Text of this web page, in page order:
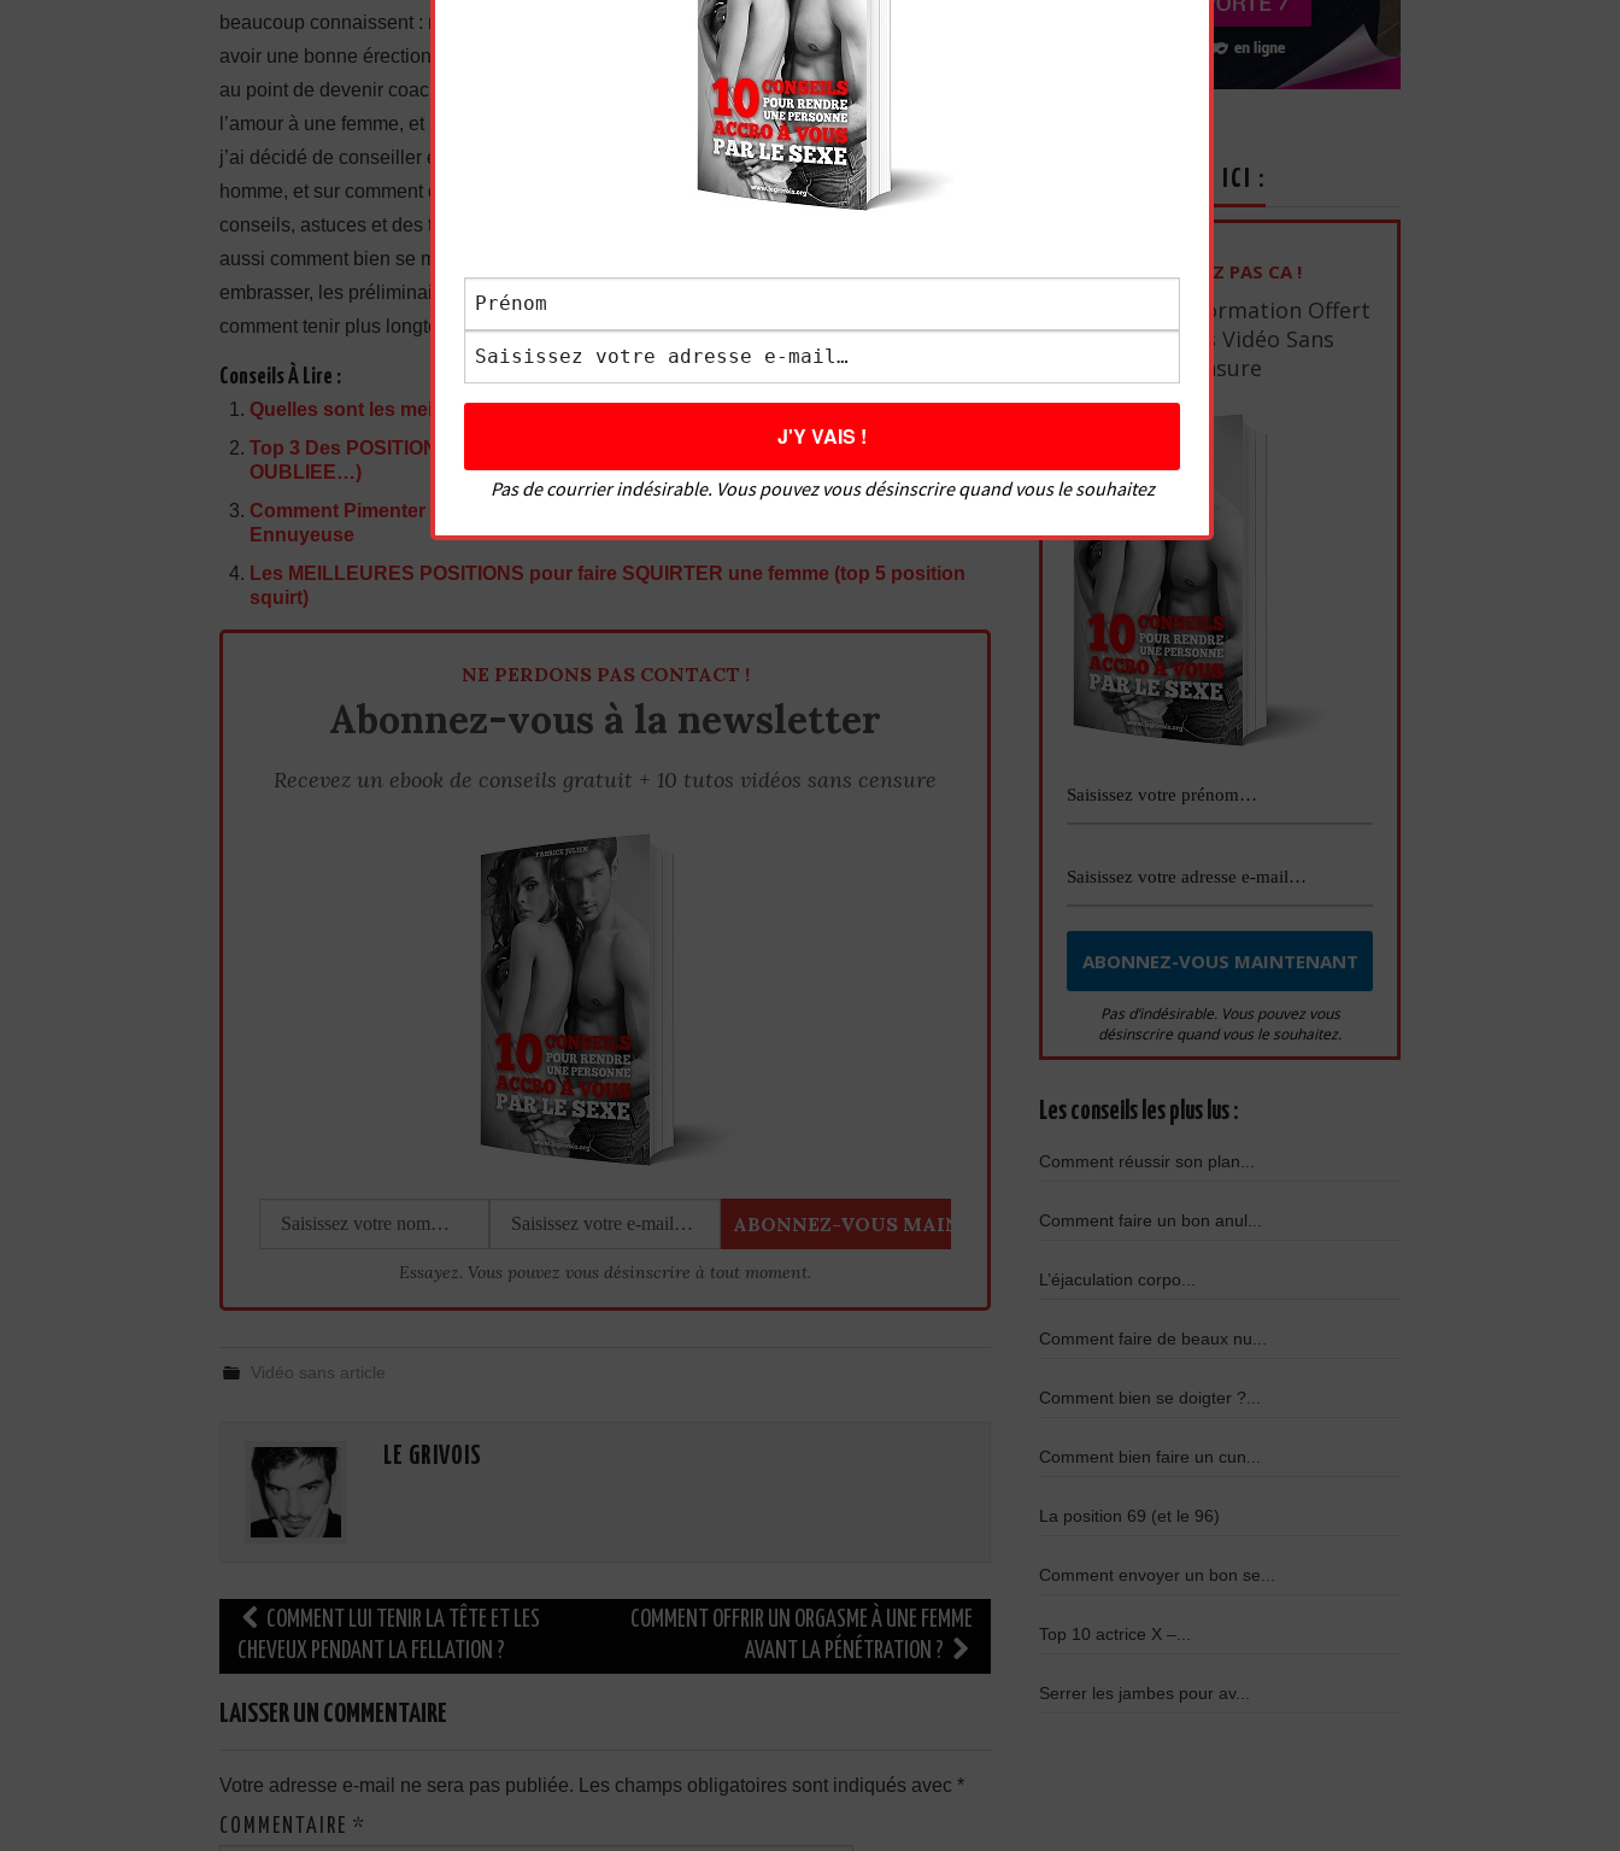
beaucoup connaissent : manque de confiance en soi, éjaculation précoce, difficultés à
avoir une bonne érection, complexes…Je me suis formé pour devenir un bon coup au lit,
au point de devenir coach en sexualité, et d’aider de nombreux hommes à bien faire
l’amour à une femme, et même à faire jouir une fille. Soucieux de satisfaire tout le monde,
j’ai décidé de conseiller également les femmes sur comment bien faire l’amour à un
homme, et sur comment donner du plaisir à un homme. Le Grivois vous donne des
conseils, astuces et des techniques sexuelles pour savoir comment faire l’amour mais
aussi comment bien se masturber. J’aborde des sujets variés comme : comment bien
embrasser, les préliminaires, comment doigter une fille, comment faire un cunnilingus,
comment tenir plus longtemps, comment faire une fellation, les meilleures positions, etc.
Conseils À Lire :
Quelles sont les meilleures positions pour faire l’amour ?
Top 3 Des POSITIONS que les HOMMES ADORENT (LA #3 EST TROP SOUVENT
OUBLIEE…)
Comment Pimenter le Missionnaire ? Rendre la Position Missionnaire Moins
Ennuyeuse
Les MEILLEURES POSITIONS pour faire SQUIRTER une femme (top 5 position
squirt)
NE PERDONS PAS CONTACT !
Abonnez-vous à la newsletter
Recevez un ebook de conseils gratuit + 10 tutos vidéos sans censure
Essayez. Vous pouvez vous désinscrire à tout moment.
Vidéo sans article
LE GRIVOIS
Navigation
des
COMMENT LUI TENIR LA TÊTE ET LES
CHEVEUX PENDANT LA FELLATION ?
COMMENT OFFRIR UN ORGASME À UNE FEMME
AVANT LA PÉNÉTRATION ?
LAISSER UN COMMENTAIRE
Votre adresse e-mail ne sera pas publiée. Les champs obligatoires sont indiqués avec *
COMMENTAIRE *
INSCRIVEZ-VOUS ICI :
NE RATEZ PAS CA !
1 Ebook De Formation Offert
+ 10 Tutos Vidéo Sans
Censure
Pas d’indésirable. Vous pouvez vous
désinscrire quand vous le souhaitez.
Les conseils les plus lus :
Comment réussir son plan...
Comment faire un bon anul...
L’éjaculation corpo...
Comment faire de beaux nu...
Comment bien se doigter ?...
Comment bien faire un cun...
La position 69 (et le 96)
Comment envoyer un bon se...
Top 10 actrice X –...
Serrer les jambes pour av...
Pas de courrier indésirable. Vous pouvez vous désinscrire quand vous le souhaitez